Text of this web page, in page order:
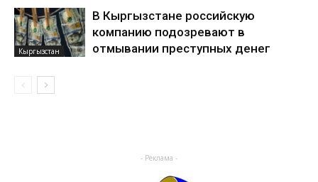
Кыргызстан
В Кыргызстане российскую
компанию подозревают в
отмывании преступных денег
- Реклама -